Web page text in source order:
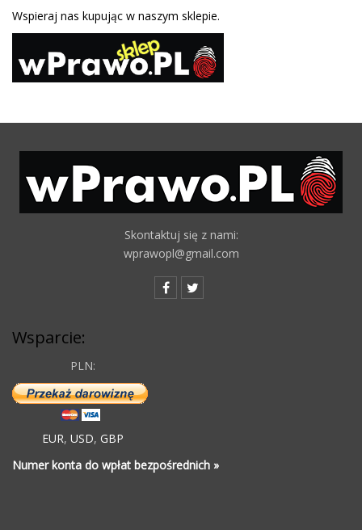
Wspieraj nas kupując w naszym sklepie.
Skontaktuj się z nami:
wprawopl@gmail.com
Wsparcie:
PLN:
EUR, USD, GBP
Numer konta do wpłat bezpośrednich »